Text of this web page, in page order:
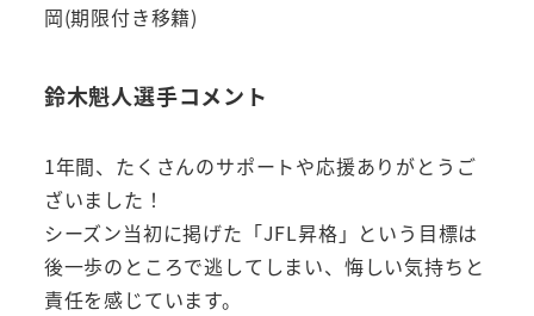
岡(期限付き移籍)
鈴木魁人選手コメント
1年間、たくさんのサポートや応援ありがとうご
ざいました！
シーズン当初に掲げた「JFL昇格」という目標は
後一歩のところで逃してしまい、悔しい気持ちと
責任を感じています。